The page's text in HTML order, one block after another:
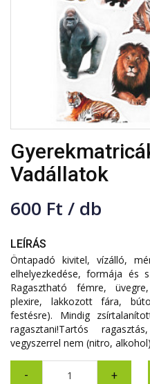
Vadállatok
600 Ft / db
LEÍRÁS
Öntapadó kivitel, vízálló,
elhelyezkedése, formája és
Ragasztható fémre,
plexire, lakkozott fára,
festésre). Mindig
ragasztani!Tartós
vegyszerrel nem (nitro,
- +